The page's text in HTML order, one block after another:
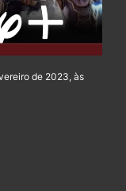
de 2023, às